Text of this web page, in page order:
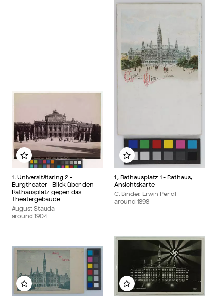
1., Universitätsring 2 -
Burgtheater - Blick über den
Rathausplatz gegen das
Theatergebäude
August Stauda
around 1904
Add to my album
1., Rathausplatz 1 - Rathaus,
Ansichtskarte
C. Binder, Erwin Pendl
around 1898
Add to my album
Add to my album Add to my album